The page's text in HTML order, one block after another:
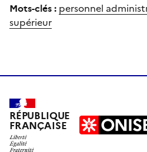
Mots-clés : personnel
supérieur
RÉPUBLIQUE
FRANÇAISE